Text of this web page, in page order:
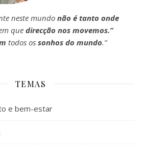
neste mundo não é tanto onde
que direcção nos movemos.”
todos ossonhos do mundo.”
TEMAS
e bem-estar